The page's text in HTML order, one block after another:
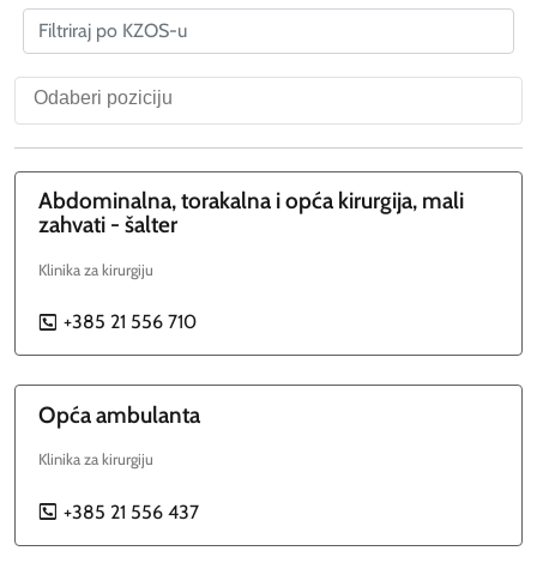
Abdominalna, torakalna i opća kirurgija, mali
zahvati - šalter
Klinika za kirurgiju
P +385 21 556 710
Opća ambulanta
Klinika za kirurgiju
P +385 21 556 437